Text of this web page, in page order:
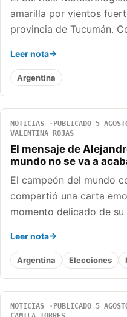
amarilla por vientos
provincia de Tucumán.
Leer nota
Argentina
NOTICIAS PUBLICADO 5
VALENTINA ROJAS
El mensaje de
mundo no se va a
El campeón del mundo
compartió una carta
momento delicado de
Leer nota
Argentina Elecciones
NOTICIAS PUBLICADO 5